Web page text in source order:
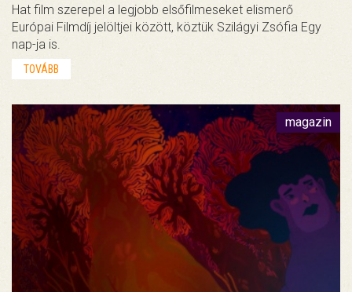
Hat film szerepel a legjobb elsőfilmeseket elismerő
Európai Filmdíj jelöltjei között, köztük Szilágyi Zsófia Egy
nap-ja is.
TOVÁBB
magazin